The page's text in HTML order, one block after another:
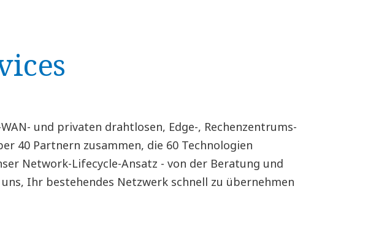
und privaten drahtlosen, Edge-, Rechenzentrums-
40 Partnern zusammen, die 60 Technologien
Network-Lifecycle-Ansatz - von der Beratung und
Ihr bestehendes Netzwerk schnell zu übernehmen